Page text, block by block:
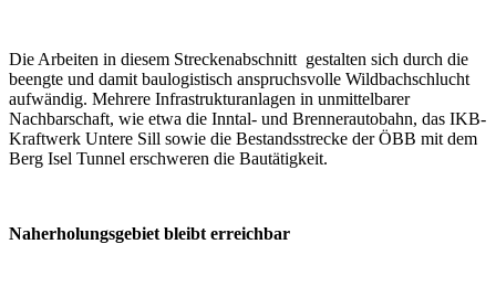
Die Arbeiten in diesem Streckenabschnitt gestalten sich durch die
beengte und damit baulogistisch anspruchsvolle Wildbachschlucht
aufwändig. Mehrere Infrastrukturanlagen in unmittelbarer
Nachbarschaft, wie etwa die Inntal- und Brennerautobahn, das IKB-
Kraftwerk Untere Sill sowie die Bestandsstrecke der ÖBB mit dem
Berg Isel Tunnel erschweren die Bautätigkeit.
Naherholungsgebiet bleibt erreichbar